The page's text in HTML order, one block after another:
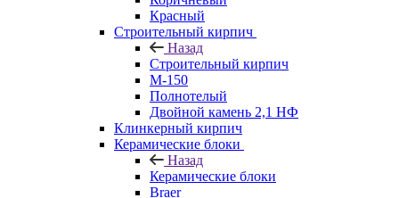
Красный
Строительный кирпич
Назад
Строительный кирпич
М-150
Полнотелый
Двойной камень 2,1 НФ
Клинкерный кирпич
Керамические блоки
Назад
Керамические блоки
Braer